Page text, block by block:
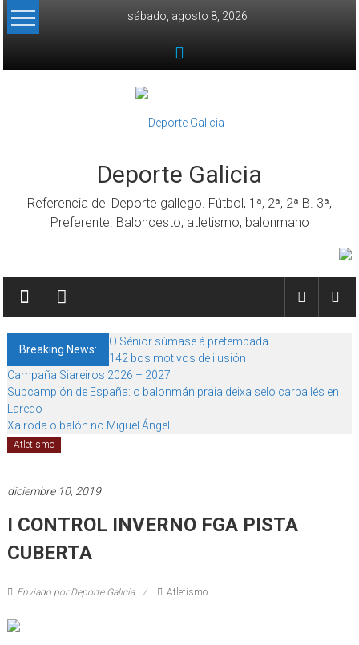
Skip to content
sábado, agosto 8, 2026
Deporte Galicia
Referencia del Deporte gallego. Fútbol, 1ª, 2ª, 2ª B. 3ª,
Preferente. Baloncesto, atletismo, balonmano
Breaking News:
O Sénior súmase á pretempada
142 bos motivos de ilusión
Campaña Siareiros 2026 – 2027
Subcampión de España: o balonmán praia deixa selo carballés en
Laredo
Xa roda o balón no Miguel Ángel
Atletismo
diciembre 10, 2019
I CONTROL INVERNO FGA PISTA
CUBERTA
Enviado por:Deporte Galicia Atletismo